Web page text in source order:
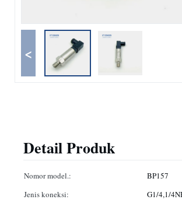
<
Detail Produk
Nomor model.: BP157
Jenis koneksi:
G1/4,1/